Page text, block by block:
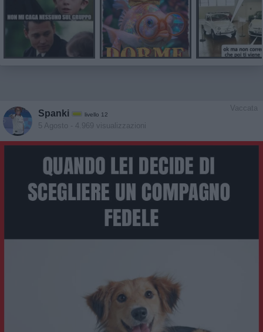
Vaccata
Spanki livello 12
5 Agosto - 4.969 visualizzazioni